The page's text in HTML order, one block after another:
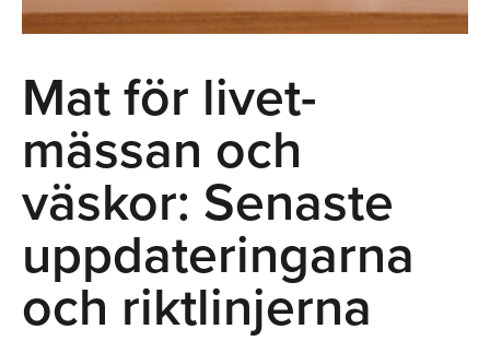
Mat för livet-
mässan och
väskor: Senaste
uppdateringarna
och riktlinjerna